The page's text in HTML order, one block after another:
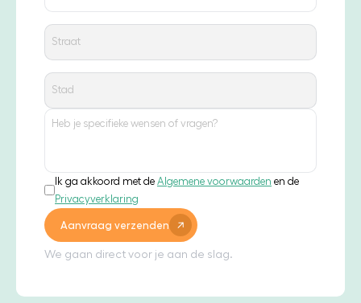
Ik ga akkoord met de Algemene voorwaarden en de
Privacyverklaring
Aanvraag verzenden
We gaan direct voor je aan de slag.